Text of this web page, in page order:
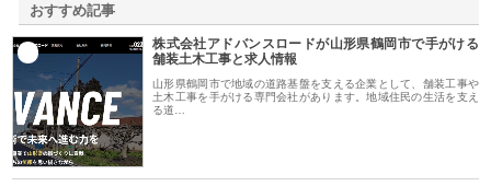
おすすめ記事
株式会社アドバンスロードが山形県鶴岡市で手がける
舗装土木工事と求人情報
山形県鶴岡市で地域の道路基盤を支える企業として、舗装工事や
土木工事を手がける専門会社があります。地域住民の生活を支え
る道…